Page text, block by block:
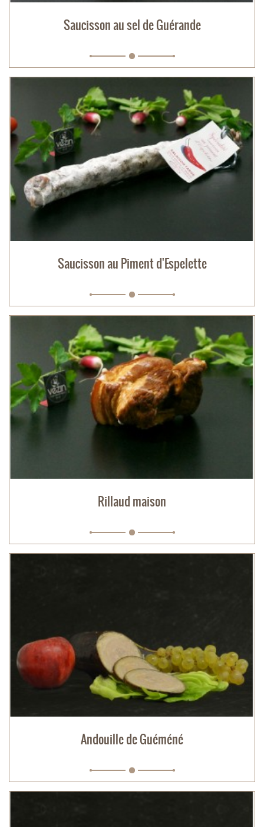
Saucisson au sel de Guérande
Saucisson au Piment d'Espelette
Rillaud maison
Andouille de Guéméné